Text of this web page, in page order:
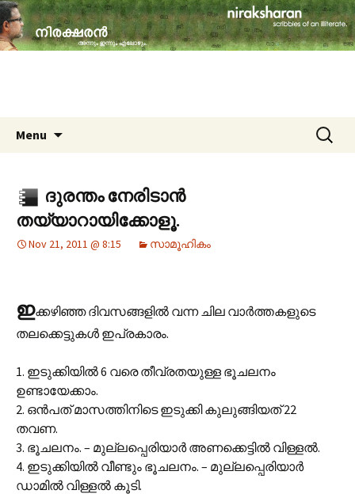
niraksharan (നിരക്ഷരൻ)
travelogues, book reviews, social issues,
cinema, memories & lot more…
Menu
Search
for:
ദുരന്തം നേരിടാൻ
തയ്യാറായിക്കോളൂ.
Nov 21, 2011 @ 8:15 സാമൂഹികം
ഇക്കഴിഞ്ഞ ദിവസങ്ങളിൽ വന്ന ചില വാർത്തകളുടെ
തലക്കെട്ടുകൾ ഇപ്രകാരം.
1. ഇടുക്കിയിൽ 6 വരെ തീവ്രതയുള്ള ഭൂചലനം
ഉണ്ടായേക്കാം.
2. ഒൻപത് മാസത്തിനിടെ ഇടുക്കി കുലുങ്ങിയത് 22
തവണ.
3. ഭൂചലനം. – മുല്ലപ്പെരിയാർ അണക്കെട്ടിൽ വിള്ളൽ.
4. ഇടുക്കിയിൽ വീണ്ടും ഭൂചലനം. – മുല്ലപ്പെരിയാർ
ഡാമിൽ വിള്ളൽ കൂടി.